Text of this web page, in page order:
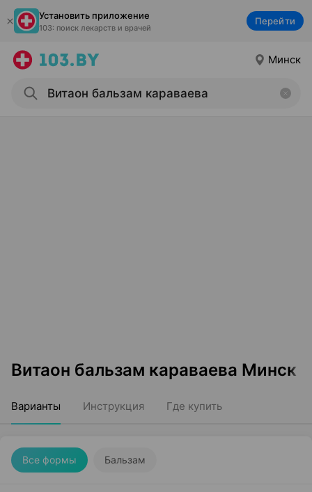
Установить приложение
103: поиск лекарств и врачей
Перейти
Минск
Витаон бальзам караваева Минск
Варианты Инструкция Где купить
Все формы Бальзам